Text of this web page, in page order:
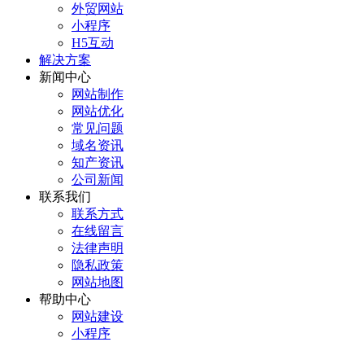
外贸网站
小程序
H5互动
解决方案
新闻中心
网站制作
网站优化
常见问题
域名资讯
知产资讯
公司新闻
联系我们
联系方式
在线留言
法律声明
隐私政策
网站地图
帮助中心
网站建设
小程序